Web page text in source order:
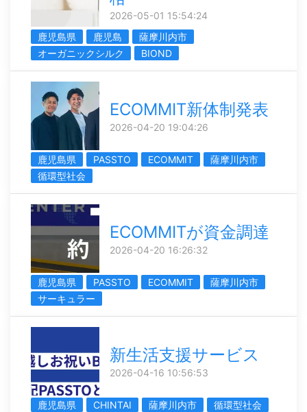
2026-05-01 15:54:24
鹿児島県
鹿児島
薩摩川内市
オーガニックシルク
BIOND
ECOMMIT新体制発表
2026-04-20 19:04:26
鹿児島県 PASSTO ECOMMIT
薩摩川内市
循環型社会
ECOMMITが資金調達
2026-04-20 16:26:32
鹿児島県 PASSTO ECOMMIT
薩摩川内市
サーキュラー
新生活支援サービス
2026-04-16 10:56:53
鹿児島県 CHINTAI 薩摩川内市
循環型社会